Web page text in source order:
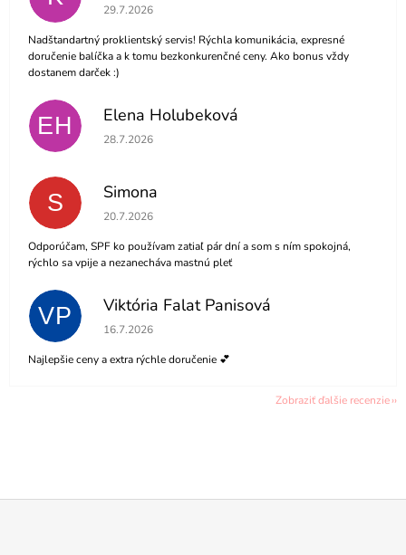
Hodnotenie obchodu je 5 z 5 hviezdičiek.
29.7.2026
Nadštandartný proklientský servis! Rýchla komunikácia, expresné
doručenie balíčka a k tomu bezkonkurenčné ceny. Ako bonus vždy
dostanem darček :)
EH Elena Holubeková
Hodnotenie obchodu je 5 z 5 hviezdičiek.
28.7.2026
S Simona
Hodnotenie obchodu je 5 z 5 hviezdičiek.
20.7.2026
Odporúčam, SPF ko používam zatiaľ pár dní a som s ním spokojná,
rýchlo sa vpije a nezanecháva mastnú pleť
VP Viktória Falat Panisová
Hodnotenie obchodu je 5 z 5 hviezdičiek.
16.7.2026
Najlepšie ceny a extra rýchle doručenie 💕
Zobraziť ďalšie recenzie